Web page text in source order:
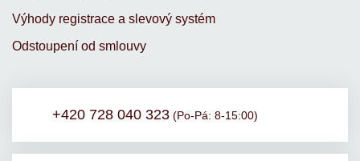
Výhody registrace a slevový systém
Odstoupení od smlouvy
+420 728 040 323 (Po-Pá: 8-15:00)